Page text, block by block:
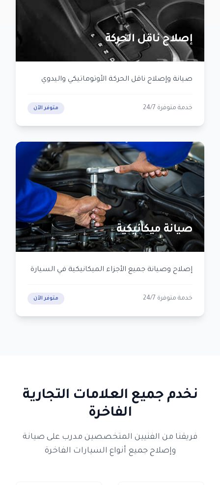
إصلاح ناقل الحركة
صيانة وإصلاح ناقل الحركة الأوتوماتيكي واليدوي
خدمة متوفرة 24/7 متوفر الآن
صيانة ميكانيكية
إصلاح وصيانة جميع الأجزاء الميكانيكية في السيارة
خدمة متوفرة 24/7 متوفر الآن
نخدم جميع العلامات التجارية
الفاخرة
فريقنا من الفنيين المتخصصين مدرب على صيانة
وإصلاح جميع أنواع السيارات الفاخرة